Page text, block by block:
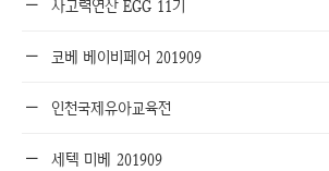
사고력연산 EGG 11기
코베 베이비페어 201909
인천국제유아교육전
세텍 미베 201909